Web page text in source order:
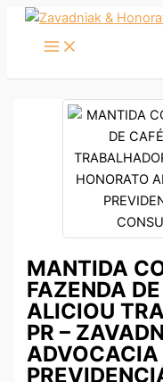
conteúdo
MANTIDA
FAZENDA
ALICIOU
PR –